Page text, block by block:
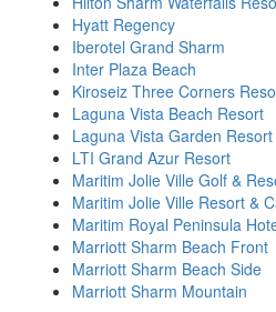
Hyatt Regency
Iberotel Grand Sharm
Inter Plaza Beach
Kiroseiz Three Corners
Laguna Vista Beach Resort
Laguna Vista Garden Resort
LTI Grand Azur Resort
Maritim Jolie Ville Golf &
Maritim Jolie Ville Resort &
Maritim Royal Peninsula
Marriott Sharm Beach Front
Marriott Sharm Beach Side
Marriott Sharm Mountain